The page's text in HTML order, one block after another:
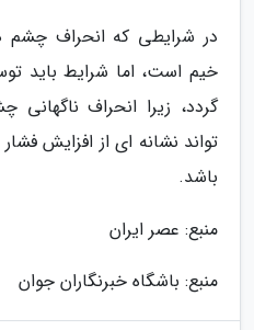
در شرایطی که انحراف
خیم است، اما شرایط باید
گردد، زیرا انحراف
تواند نشانه ای از افزایش
باشد.
منبع: عصر ایران
منبع: باشگاه خبرنگاران جوان